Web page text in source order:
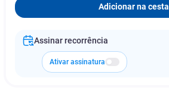
Adicionar na cesta
Assinar recorrência
Ativar assinatura